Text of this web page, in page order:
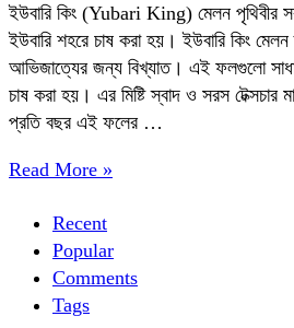
ইউবারি কিং (Yubari King) মেলন পৃথিবীর
ইউবারি শহরে চাষ করা হয়। ইউবারি কিং
আভিজাত্যের জন্য বিখ্যাত। এই ফলগুলো
চাষ করা হয়। এর মিষ্টি স্বাদ ও সরস টেক্সচার
প্রতি বছর এই ফলের …
Read More »
Recent
Popular
Comments
Tags